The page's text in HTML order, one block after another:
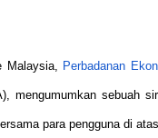
Malaysia, Perbadanan
mengumumkan sebuah
para pengguna di